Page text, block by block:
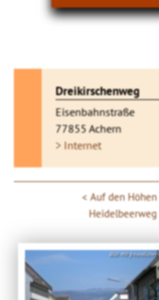
Dreikirschenweg
Eisenbahnstraße
77855 Achern
> Internet
Auf den
Bild: Mit freundlicher